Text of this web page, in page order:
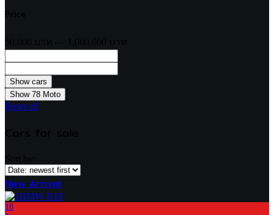
Show 78 Moto
Reset all
New Arrival
18